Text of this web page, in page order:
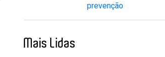
prevenção
Mais Lidas